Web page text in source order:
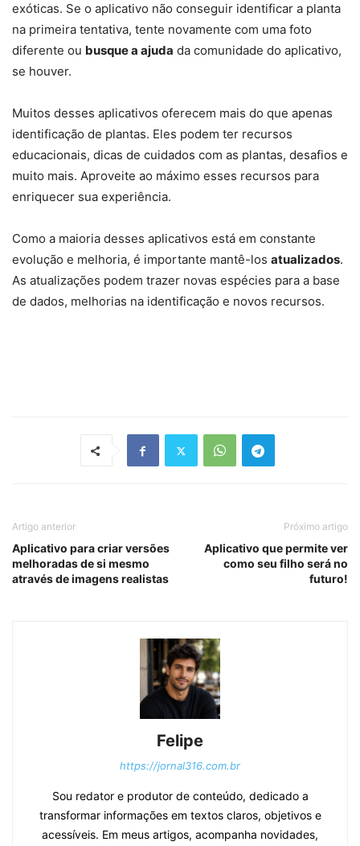
exóticas. Se o aplicativo não conseguir identificar a planta
na primeira tentativa, tente novamente com uma foto
diferente ou busque a ajuda da comunidade do aplicativo,
se houver.
Muitos desses aplicativos oferecem mais do que apenas
identificação de plantas. Eles podem ter recursos
educacionais, dicas de cuidados com as plantas, desafios e
muito mais. Aproveite ao máximo esses recursos para
enriquecer sua experiência.
Como a maioria desses aplicativos está em constante
evolução e melhoria, é importante mantê-los atualizados.
As atualizações podem trazer novas espécies para a base
de dados, melhorias na identificação e novos recursos.
Artigo anterior
Aplicativo para criar versões
melhoradas de si mesmo
através de imagens realistas
Próximo artigo
Aplicativo que permite ver
como seu filho será no
futuro!
Felipe
https://jornal316.com.br
Sou redator e produtor de conteúdo, dedicado a
transformar informações em textos claros, objetivos e
acessíveis. Em meus artigos, acompanha novidades,